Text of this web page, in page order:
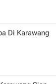
Di Karawang